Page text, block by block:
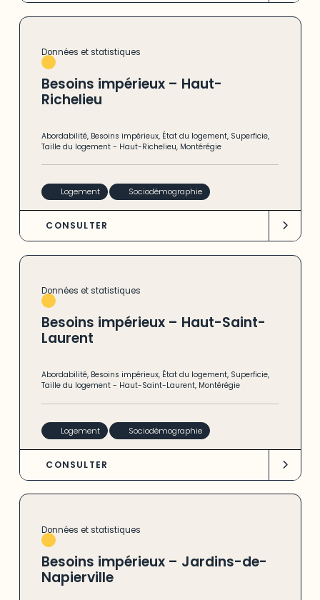
Données et statistiques
Besoins impérieux – Haut-
Richelieu
Abordabilité, Besoins impérieux, État du logement, Superficie,
Taille du logement - Haut-Richelieu, Montérégie
Logement Sociodémographie
CONSULTER
Données et statistiques
Besoins impérieux – Haut-Saint-
Laurent
Abordabilité, Besoins impérieux, État du logement, Superficie,
Taille du logement - Haut-Saint-Laurent, Montérégie
Logement Sociodémographie
CONSULTER
Données et statistiques
Besoins impérieux – Jardins-de-
Napierville